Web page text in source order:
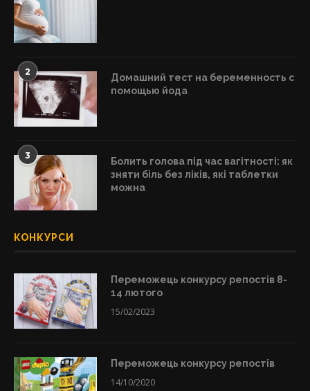
2
Домашний тест на беременность с
помощью йода
3
Болить голова під час вагітності: як
зняти біль без ліків, які таблетки
можна
КОНКУРСИ
Переможець конкурсу репостів 8-
14 лютого
15/02/2023
Переможець конкурсу репостів
14/10/2020